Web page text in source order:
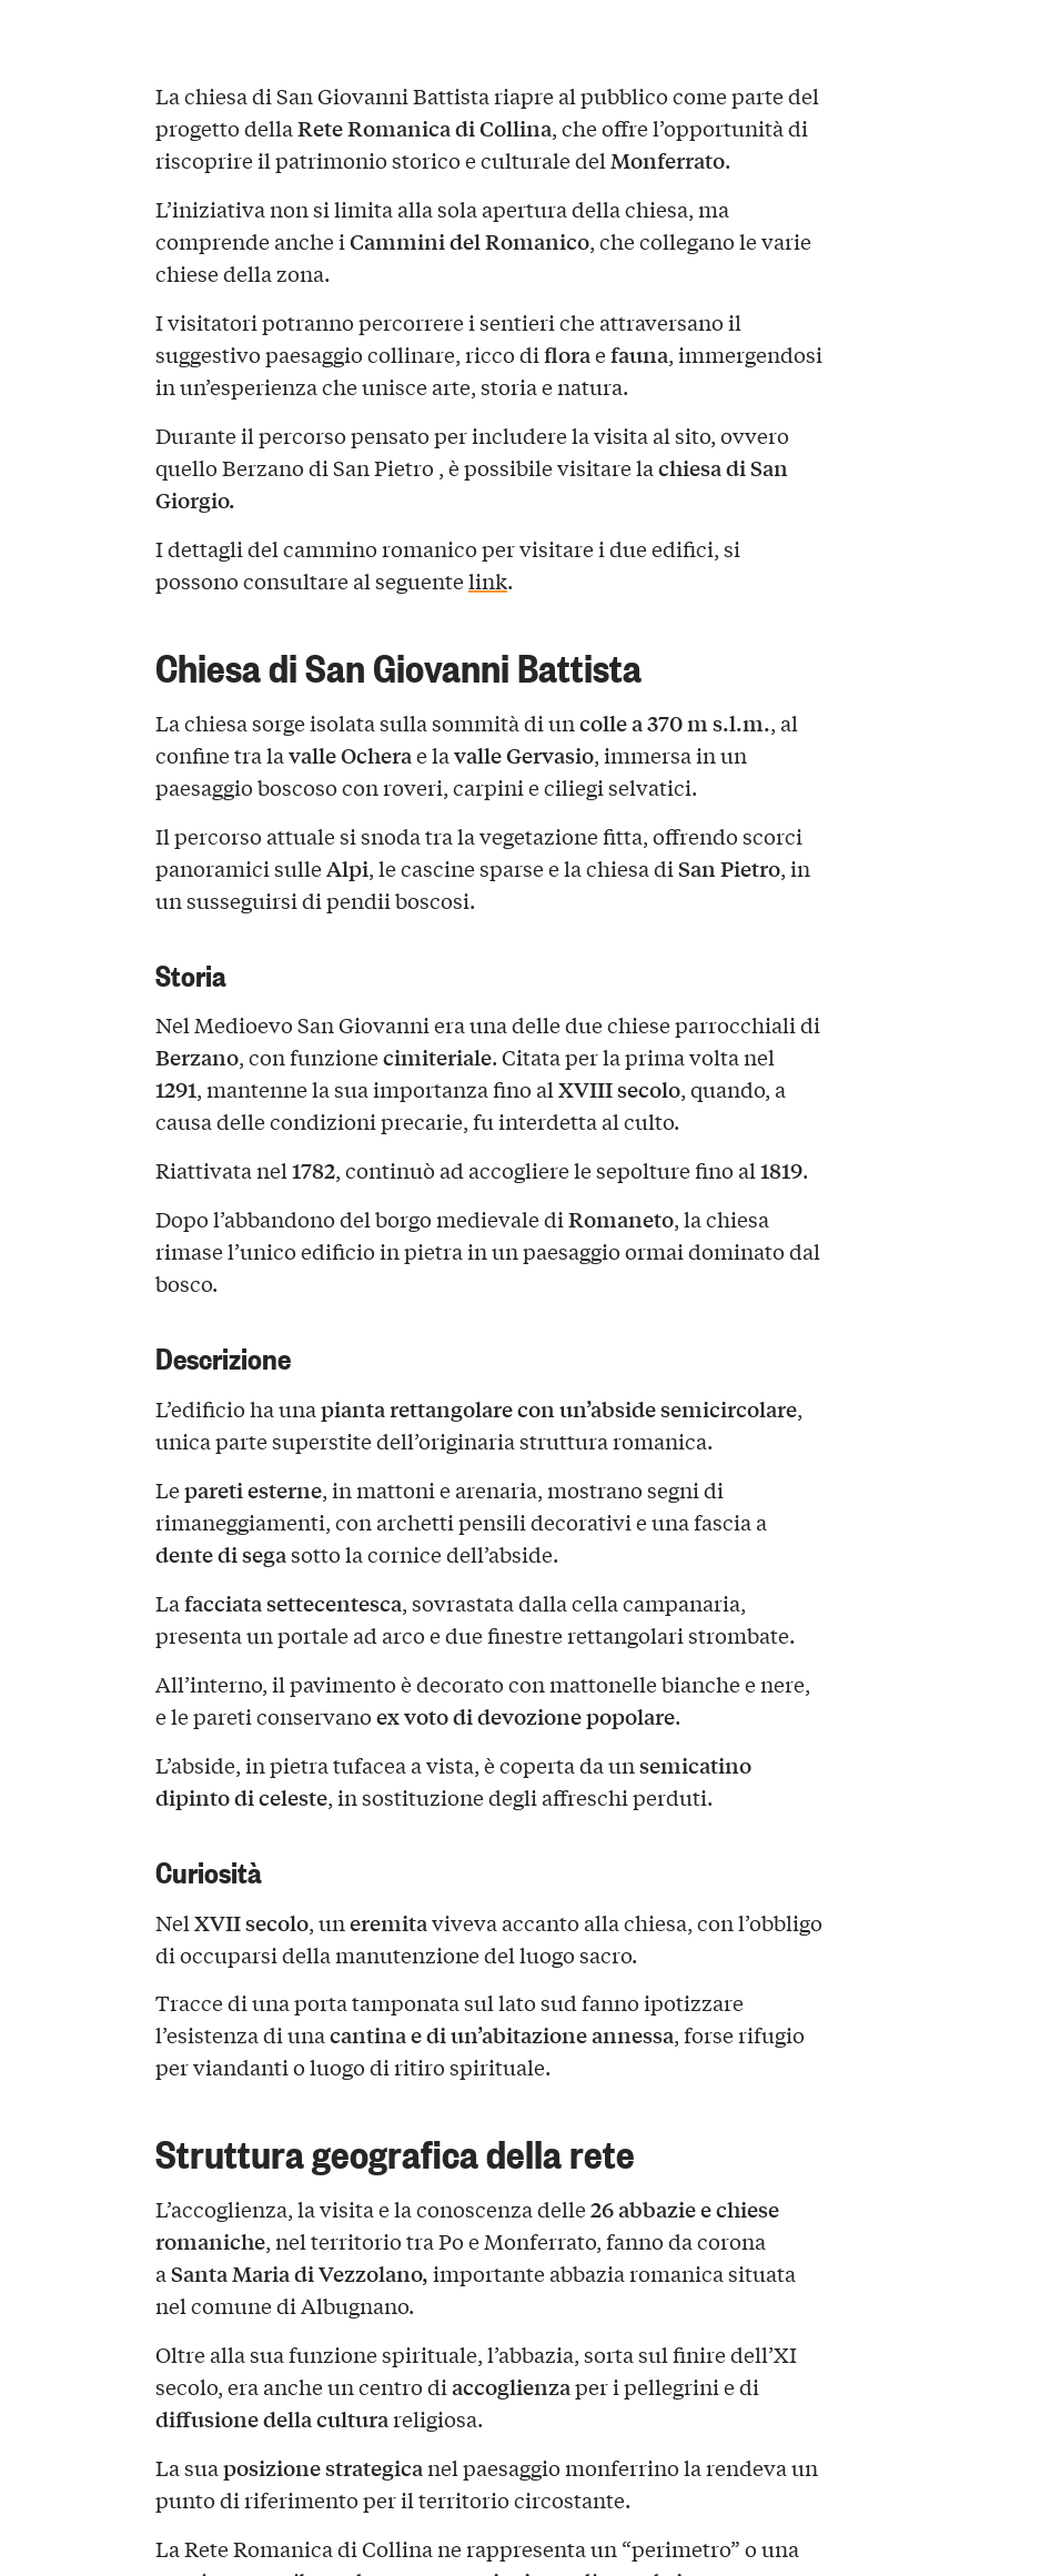
La chiesa di San Giovanni Battista riapre al pubblico come parte del
progetto dellaRete Romanica di Collina, che offre l’opportunità di
riscoprire il patrimonio storico e culturale delMonferrato.
L’iniziativa non si limita alla sola apertura della chiesa, ma
comprende anche iCammini del Romanico, che collegano le varie
chiese della zona.
I visitatori potranno percorrere i sentieri che attraversano il
suggestivo paesaggio collinare, ricco difloraefauna, immergendosi
in un’esperienza che unisce arte, storia e natura.
Durante il percorso pensato per includere la visita al sito, ovvero
quello Berzano di San Pietro , è possibile visitare lachiesa di San
Giorgio.
I dettagli del cammino romanico per visitare i due edifici, si
possono consultare al seguentelink.
Chiesa di San Giovanni Battista
La chiesa sorge isolata sulla sommità di uncolle a 370 m s.l.m., al
confine tra lavalle Ocherae lavalle Gervasio, immersa in un
paesaggio boscoso con roveri, carpini e ciliegi selvatici.
Il percorso attuale si snoda tra la vegetazione fitta, offrendo scorci
panoramici sulleAlpi, le cascine sparse e la chiesa diSan Pietro, in
un susseguirsi di pendii boscosi.
Storia
Nel Medioevo San Giovanni era una delle due chiese parrocchiali di
Berzano, con funzionecimiteriale. Citata per la prima volta nel
1291, mantenne la sua importanza fino alXVIII secolo, quando, a
causa delle condizioni precarie, fu interdetta al culto.
Riattivata nel1782, continuò ad accogliere le sepolture fino al1819.
Dopo l’abbandono del borgo medievale diRomaneto, la chiesa
rimase l’unico edificio in pietra in un paesaggio ormai dominato dal
bosco.
Descrizione
L’edificio ha unapianta rettangolare con un’abside semicircolare,
unica parte superstite dell’originaria struttura romanica.
Lepareti esterne, in mattoni e arenaria, mostrano segni di
rimaneggiamenti, con archetti pensili decorativi e una fascia a
dente di segasotto la cornice dell’abside.
Lafacciata settecentesca, sovrastata dalla cella campanaria,
presenta un portale ad arco e due finestre rettangolari strombate.
All’interno, il pavimento è decorato con mattonelle bianche e nere,
e le pareti conservanoex voto di devozione popolare.
L’abside, in pietra tufacea a vista, è coperta da unsemicatino
dipinto di celeste, in sostituzione degli affreschi perduti.
Curiosità
NelXVII secolo, uneremitaviveva accanto alla chiesa, con l’obbligo
di occuparsi della manutenzione del luogo sacro.
Tracce di una porta tamponata sul lato sud fanno ipotizzare
l’esistenza di unacantina e di un’abitazione annessa, forse rifugio
per viandanti o luogo di ritiro spirituale.
Struttura geografica della rete
L’accoglienza, la visita e la conoscenza delle26abbazie e chiese
romaniche, nel territorio tra Po e Monferrato, fanno da corona
aSanta Maria di Vezzolano,importante abbazia romanica situata
nel comune di Albugnano.
Oltre alla sua funzione spirituale, l’abbazia, sorta sul finire dell’XI
secolo, era anche un centro diaccoglienzaper i pellegrini e di
diffusione della culturareligiosa.
La suaposizione strategicanel paesaggio monferrino la rendeva un
punto di riferimento per il territorio circostante.
La Rete Romanica di Collina ne rappresenta un “perimetro” o una